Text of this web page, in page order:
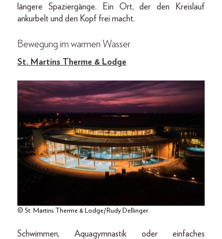
längere Spaziergänge. Ein Ort, der den Kreislauf
ankurbelt und den Kopf frei macht.
Bewegung im warmen Wasser
St. Martins Therme & Lodge
© St. Martins Therme & Lodge/Rudy Dellinger
Schwimmen, Aquagymnastik oder einfaches